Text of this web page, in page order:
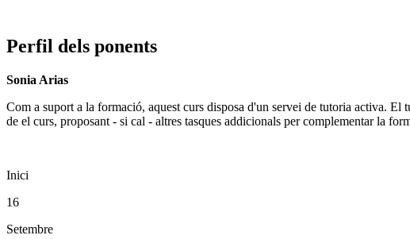
Perfil dels ponents
Sonia Arias
Com a suport a la formació, aquest curs disposa d'un servei de tutoria activa.
de el curs, proposant - si cal - altres tasques addicionals per complementar la
Inici
16
Setembre